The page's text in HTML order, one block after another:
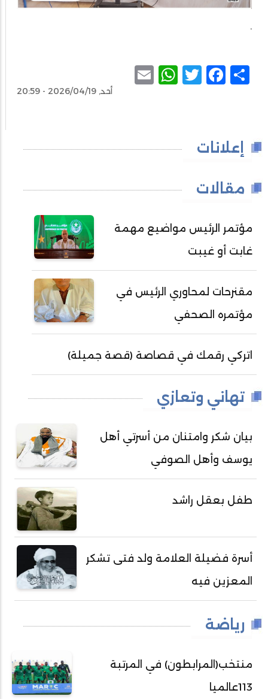
.
Share
Facebook
Twitter
WhatsApp
أحد, 2026/04/19 - 20:59
إعلانات
مقالات
مؤتمر الرئيس مواضيع مهمة
غابت أو غيبت
مقنرحات لمحاوري الرئيس في
مؤتمره الصحفي
اتركي رقمك في قصاصة (قصة جميلة)
تهاني وتعازي
بيان شكر وامتنان من أسرتي أهل
يوسف وأهل الصوفي
طفل بعقل راشد
أسرة فضيلة العلامة ولد فتى تشكر
المعزين فيه
رياضة
منتخب(المرابطون) في المرتبة
113عالميا